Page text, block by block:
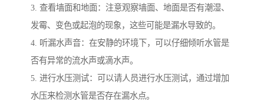
3. 查看墙面和地面：注意观察墙面、地面是否有潮湿、
发霉、变色或起泡的现象，这些可能是漏水导致的。
4. 听漏水声音：在安静的环境下，可以仔细倾听水管是
否有异常的流水声或滴水声。
5. 进行水压测试：可以请人员进行水压测试，通过增加
水压来检测水管是否存在漏水点。